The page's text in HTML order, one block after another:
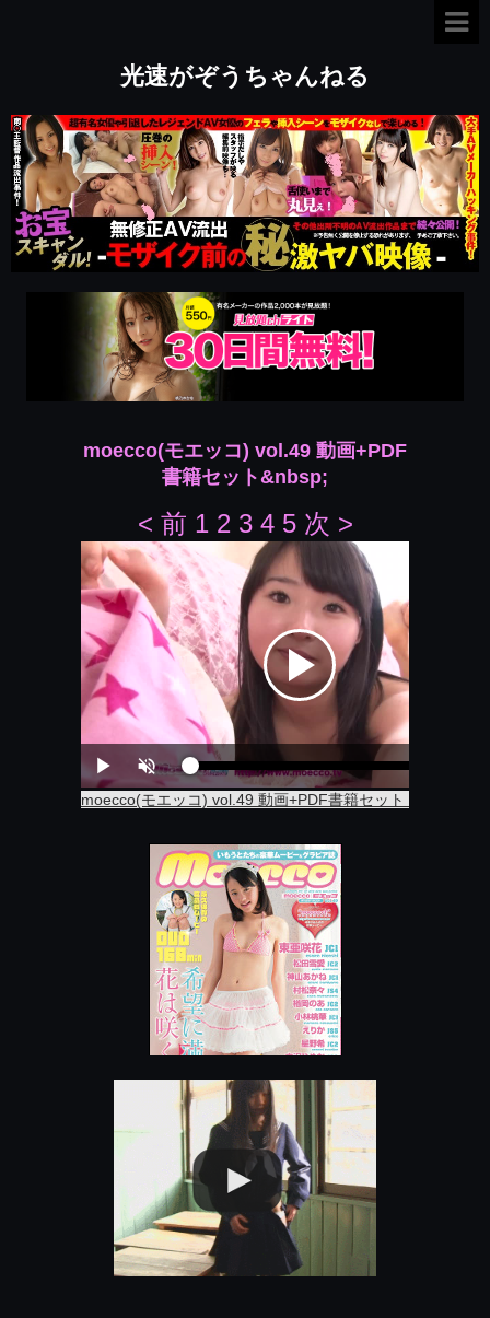
光速がぞうちゃんねる